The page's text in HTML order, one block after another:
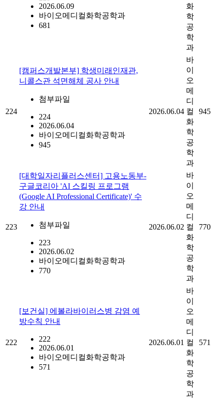
2026.06.09
바이오메디컬화학공학과
681
화
학
공
학
과
224
[캠퍼스개발본부] 학생미래인재관,
니콜스관 석면해체 공사 안내
첨부파일
224
2026.06.04
바이오메디컬화학공학과
945
2026.06.04
바
이
오
메
디
컬
화
학
공
학
과
945
223
[대학일자리플러스센터] 고용노동부-
구글코리아 'AI 스킬링 프로그램
(Google AI Professional Certificate)' 수
강 안내
첨부파일
223
2026.06.02
바이오메디컬화학공학과
770
2026.06.02
바
이
오
메
디
컬
화
학
공
학
과
770
222
[보건실] 에볼라바이러스병 감염 예
방수칙 안내
222
2026.06.01
바이오메디컬화학공학과
571
2026.06.01
바
이
오
메
디
컬
화
학
공
학
과
571